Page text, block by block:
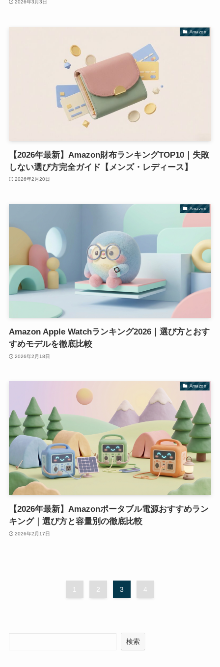
2026年3月3日
Amazon
【2026年最新】Amazon財布ランキングTOP10｜失敗
しない選び方完全ガイド【メンズ・レディース】
2026年2月20日
Amazon
Amazon Apple Watchランキング2026｜選び方とおす
すめモデルを徹底比較
2026年2月18日
Amazon
【2026年最新】Amazonポータブル電源おすすめラン
キング｜選び方と容量別の徹底比較
2026年2月17日
1 2 3 4
検索